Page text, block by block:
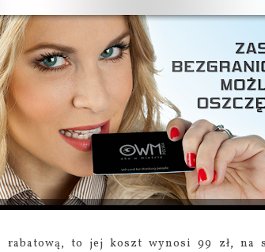
to jej koszt wynosi 99 zł, na